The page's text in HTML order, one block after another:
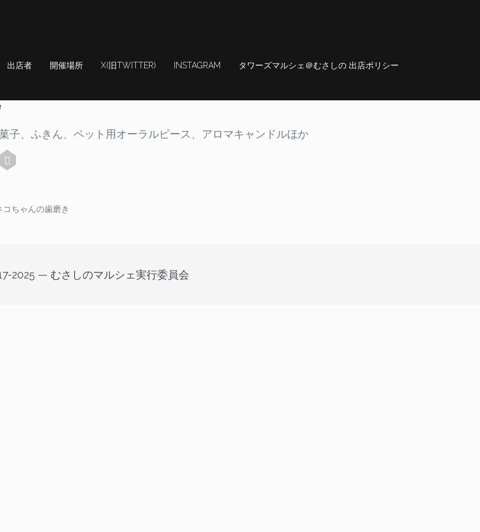
出店者 開催場所 X(旧TWITTER) INSTAGRAM タワーズマルシェ＠むさしの 出店ポリシー
子、ふきん、ペット用オーラルピース、アロマキャンドルほか
ちゃんの歯磨き
2025 — むさしのマルシェ実行委員会